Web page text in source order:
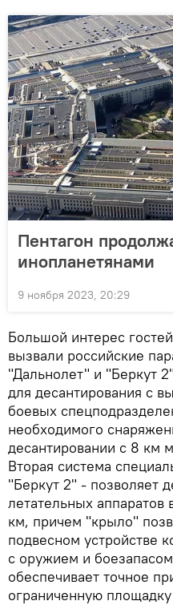
Пентагон
инопланетянами
9 ноября 2023, 20:29
Большой интерес
вызвали российские
"Дальнолет" и "Беркут
для десантирования с
боевых
необходимого
десантировании с 8 км
Вторая система
"Беркут 2" - позволяет
летательных аппаратов
км, причем "крыло"
подвесном устройстве
с оружием и
обеспечивает точное
ограниченную